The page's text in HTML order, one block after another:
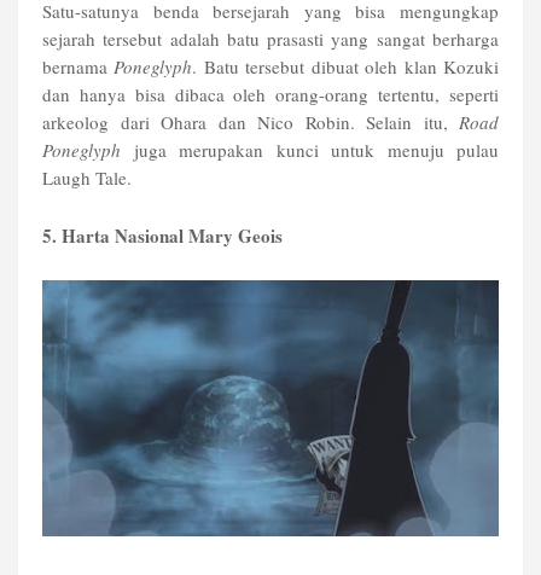
Satu-satunya benda bersejarah yang bisa mengungkap
sejarah tersebut adalah batu prasasti yang sangat berharga
bernama Poneglyph. Batu tersebut dibuat oleh klan Kozuki
dan hanya bisa dibaca oleh orang-orang tertentu, seperti
arkeolog dari Ohara dan Nico Robin. Selain itu, Road
Poneglyph juga merupakan kunci untuk menuju pulau
Laugh Tale.
5. Harta Nasional Mary Geois